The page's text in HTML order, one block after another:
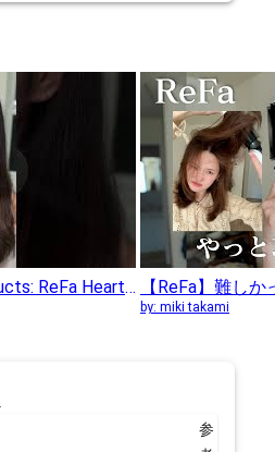
Viral Japanese beauty products: ReFa Heart Hair Brush 💌💖🌷 #refa #hairbrush #japanesebeauty
by: miki takami
参